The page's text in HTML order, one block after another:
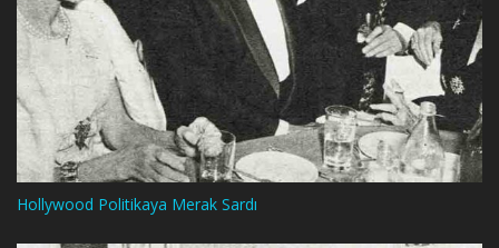
Hollywood Politikaya Merak Sardı